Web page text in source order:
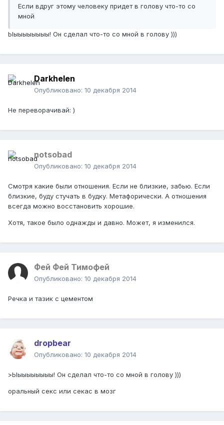
Если вдруг этому человеку придет в голову что-то со
мной
Ыыыыыыыыы! Он сделал что-то со мной в голову )))
Darkhelen
Опубликовано: 10 декабря 2014
Не переворачивай: )
notsobad
Опубликовано: 10 декабря 2014
Смотря какие были отношения. Если не близкие, забью. Если
близкие, буду стучать в будку. Метафорически. А отношения
всегда можно восстановить хорошие.
Хотя, такое было однажды и давно. Может, я изменился.
Фей Фей Тимофей
Опубликовано: 10 декабря 2014
Речка и тазик с цементом
dropbear
Опубликовано: 10 декабря 2014
>Ыыыыыыыыы! Он сделал что-то со мной в голову )))
оральный секс или секас в мозг